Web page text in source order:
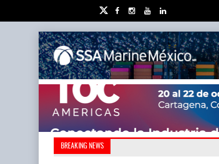
BREAKING NEWS